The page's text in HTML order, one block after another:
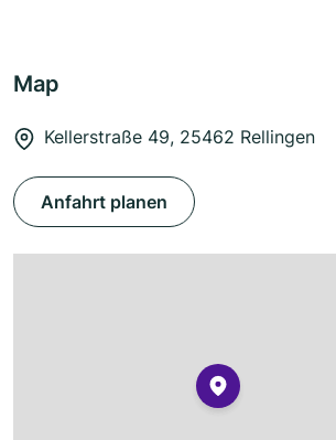
Map
Kellerstraße 49, 25462 Rellingen
Anfahrt planen